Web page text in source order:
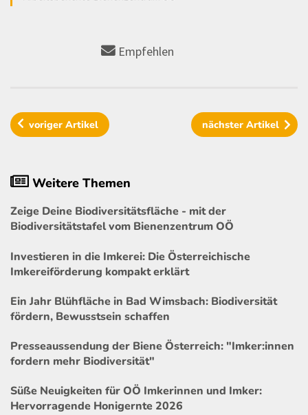
Empfehlen
vorigerArtikel nächster Artikel
Weitere Themen
Zeige Deine Biodiversitätsfläche - mit der
Biodiversitätstafel vom Bienenzentrum OÖ
Investieren in die Imkerei: Die Österreichische
Imkereiförderung kompakt erklärt
Ein Jahr Blühfläche in Bad Wimsbach: Biodiversität
fördern, Bewusstsein schaffen
Presseaussendung der Biene Österreich: "Imker:innen
fordern mehr Biodiversität"
Süße Neuigkeiten für OÖ Imkerinnen und Imker:
Hervorragende Honigernte 2026